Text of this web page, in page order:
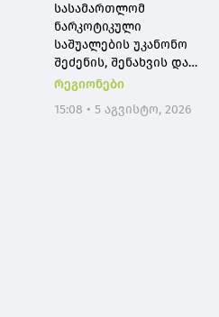
სასამართლომ
ნარკოტიკული
საშუალების უკანონო
შეძენის, შენახვის და
რეალიზაციის ფაქტებზე
პატიმრობა მიუსაჯა
რეგიონები
15:08 • 5 აგვისტო, 2026